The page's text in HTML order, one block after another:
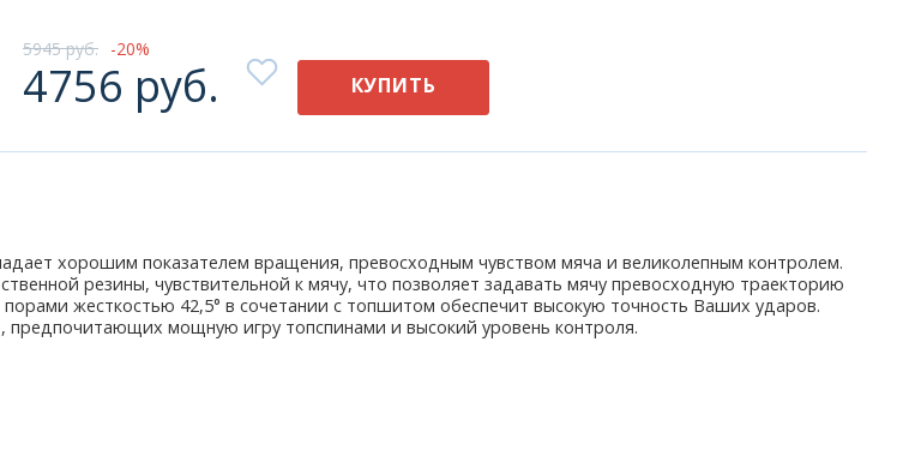
5945 руб. 20
4756 руб. КУПИТЬ
хорошим показателем вращения, превосходным чувством мяча и великолепным контролем.
резины, чувствительной к мячу, что позволяет задавать мячу превосходную траекторию
жесткостью 42,5° в сочетании с топшитом обеспечит высокую точность Ваших ударов.
предпочитающих мощную игру топспинами и высокий уровень контроля.